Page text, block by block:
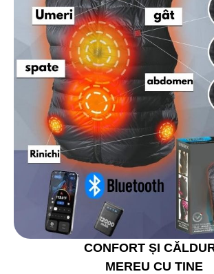
CONFORT ȘI
MEREU CU TINE